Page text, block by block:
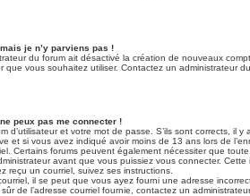
je n’y parviens pas !
du forum ait désactivé la création de nouveaux
que vous souhaitez utiliser. Contactez un administrateur
peux pas me connecter !
d’utilisateur et votre mot de passe. S’ils sont corrects, il y
et si vous avez indiqué avoir moins de 13 ans lors de
Certains forums peuvent également nécessiter que
avant que vous puissiez vous connecter.
reçu un courriel, suivez ses instructions.
il se peut que vous ayez fourni une adresse
de l’adresse courriel fournie, contactez un